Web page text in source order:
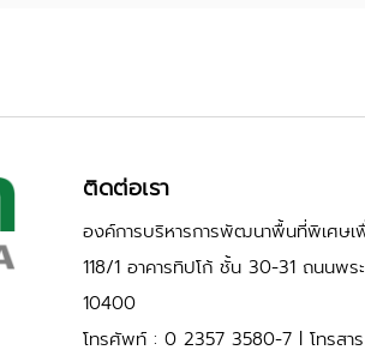
ติดต่อเรา
องค์การบริหารการพัฒนาพื้นที่พิเศษเ
118/1 อาคารทิปโก้ ชั้น 30-31 ถนนพ
10400
โทรศัพท์ : 0 2357 3580-7 l โทรสา